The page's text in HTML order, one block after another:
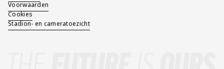
Voorwaarden
Cookies
Stadion- en cameratoezicht